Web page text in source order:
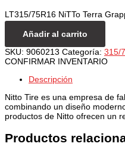
LT315/75R16 NiTTo Terra
Añadir al carrito
SKU: 9060213 Categoría: 315/
CONFIRMAR INVENTARIO
Descripción
Nitto Tire es una empresa de
combinando un diseño
productos de Nitto ofrecen un
Productos